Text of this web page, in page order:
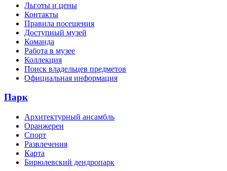
Льготы и цены
Контакты
Правила посещения
Доступный музей
Команда
Работа в музее
Коллекция
Поиск владельцев предметов
Официальная информация
Парк
Архитектурный ансамбль
Оранжереи
Спорт
Развлечения
Карта
Бирюлевский дендропарк